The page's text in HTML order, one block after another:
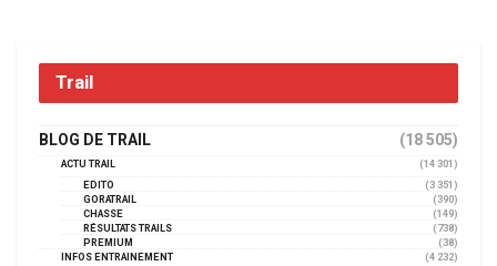
Trail
BLOG DE TRAIL (18 505)
ACTU TRAIL
(14 301)
EDITO
(3 351)
GORATRAIL
(390)
CHASSE
(149)
RÉSULTATS TRAILS
(738)
PREMIUM
(38)
INFOS ENTRAINEMENT
(4 232)